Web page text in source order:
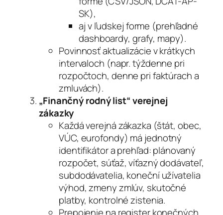
SK),
aj v ľudskej forme (prehľadné
dashboardy, grafy, mapy).
Povinnosť aktualizácie v krátkych
intervaloch (napr. týždenne pri
rozpočtoch, denne pri faktúrach a
zmluvách).
„Finančný rodný list“ verejnej
zákazky
Každá verejná zákazka (štát, obec,
VÚC, eurofondy) má jednotný
identifikátor a prehľad: plánovaný
rozpočet, súťaž, víťazný dodávateľ,
subdodávatelia, koneční užívatelia
výhod, zmeny zmlúv, skutočné
platby, kontrolné zistenia.